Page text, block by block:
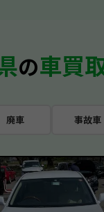
の車買
廃車 事故車